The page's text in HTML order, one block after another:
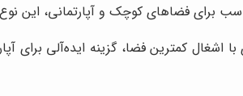
برای فضاهای کوچک و آپارتمانی، این
با اشغال کمترین فضا، گزینه ایده‌آلی